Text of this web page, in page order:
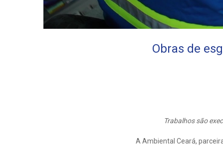
Obras de
Trabalhos são
A Ambiental Ceará,